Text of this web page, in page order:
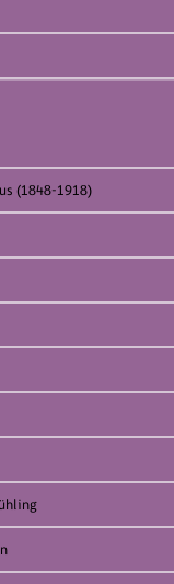
(1848-1918)